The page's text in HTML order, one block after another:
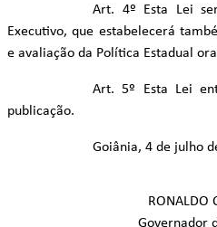
Art. 4º Esta Lei
Executivo, que estabelecerá
e avaliação da Política Estadual
Art. 5º Esta Lei
publicação.
Goiânia, 4 de julho
RONALDO
Governador